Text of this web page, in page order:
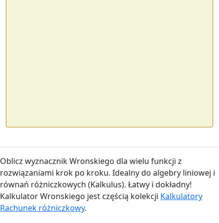
Oblicz wyznacznik Wronskiego dla wielu funkcji z
rozwiązaniami krok po kroku. Idealny do algebry liniowej i
równań różniczkowych (Kalkulus). Łatwy i dokładny!
Kalkulator Wronskiego jest częścią kolekcji Kalkulatory
Rachunek różniczkowy.